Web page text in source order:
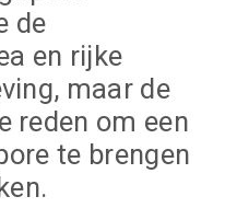
de
en rijke
maar de
reden om een
te brengen